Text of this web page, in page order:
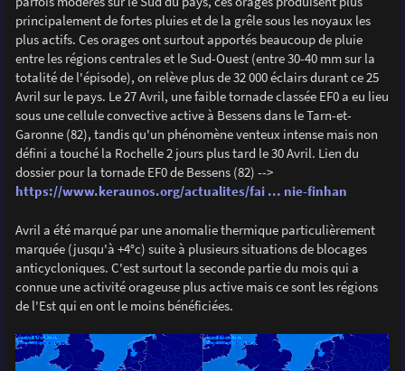
principalement de fortes pluies et de la grêle sous les noyaux les
plus actifs. Ces orages ont surtout apportés beaucoup de pluie
entre les régions centrales et le Sud-Ouest (entre 30-40 mm sur la
totalité de l'épisode), on relève plus de 32 000 éclairs durant ce 25
Avril sur le pays. Le 27 Avril, une faible tornade classée EF0 a eu lieu
sous une cellule convective active à Bessens dans le Tarn-et-
Garonne (82), tandis qu'un phénomène venteux intense mais non
défini a touché la Rochelle 2 jours plus tard le 30 Avril. Lien du
dossier pour la tornade EF0 de Bessens (82) -->
https://www.keraunos.org/actualites/fai ... nie-finhan
Avril a été marqué par une anomalie thermique particulièrement
marquée (jusqu'à +4°c) suite à plusieurs situations de blocages
anticycloniques. C'est surtout la seconde partie du mois qui a
connue une activité orageuse plus active mais ce sont les régions
de l'Est qui en ont le moins bénéficiées.